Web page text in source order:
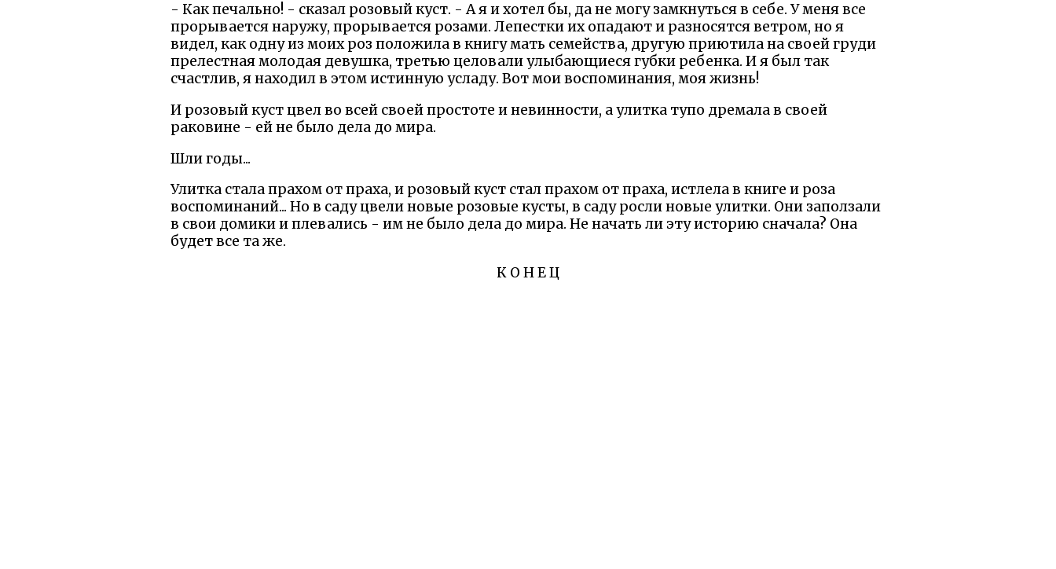
- Как печально! - сказал розовый куст. - А я и хотел бы, да не могу замкнуться в себе. У меня все
прорывается наружу, прорывается розами. Лепестки их опадают и разносятся ветром, но я
видел, как одну из моих роз положила в книгу мать семейства, другую приютила на своей груди
прелестная молодая девушка, третью целовали улыбающиеся губки ребенка. И я был так
счастлив, я находил в этом истинную усладу. Вот мои воспоминания, моя жизнь!
И розовый куст цвел во всей своей простоте и невинности, а улитка тупо дремала в своей
раковине - ей не было дела до мира.
Шли годы...
Улитка стала прахом от праха, и розовый куст стал прахом от праха, истлела в книге и роза
воспоминаний... Но в саду цвели новые розовые кусты, в саду росли новые улитки. Они заползали
в свои домики и плевались - им не было дела до мира. Не начать ли эту историю сначала? Она
будет все та же.
К О Н Е Ц